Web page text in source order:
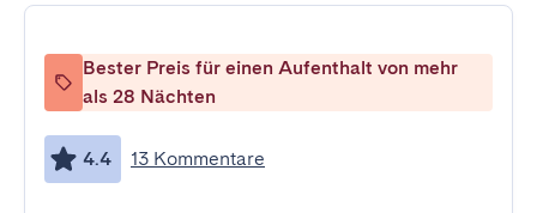
Bester Preis für einen Aufenthalt von mehr
als 28 Nächten
4.4 13 Kommentare